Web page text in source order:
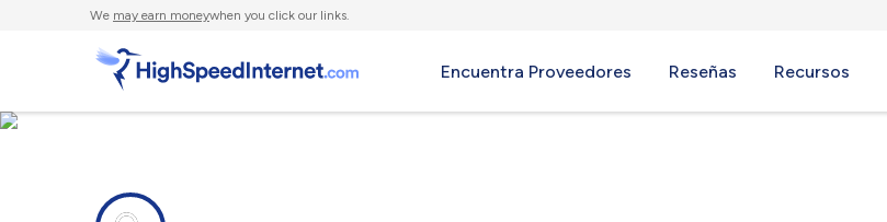
We may earn moneywhen you click our links.
Encuentra Proveedores Reseñas Recursos